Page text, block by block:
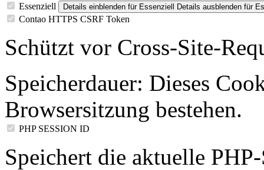
Essenziell Details einblenden für Essenziell Details ausblenden für
Contao HTTPS CSRF Token
Schützt vor Cross-Site-
Speicherdauer: Dieses
Browsersitzung bestehen.
PHP SESSION ID
Speichert die aktuelle